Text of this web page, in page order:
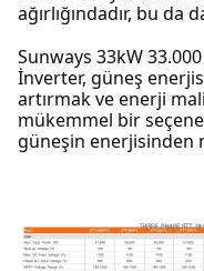
ağırlığındadır, bu da
Sunways 33kW
İnverter, güneş
artırmak ve enerji
mükemmel bir
güneşin enerjisinden